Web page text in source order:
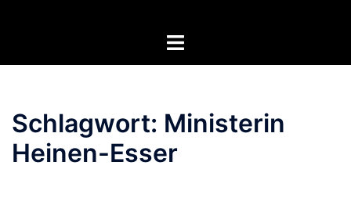
Menü
Schlagwort: Ministerin
Heinen-Esser